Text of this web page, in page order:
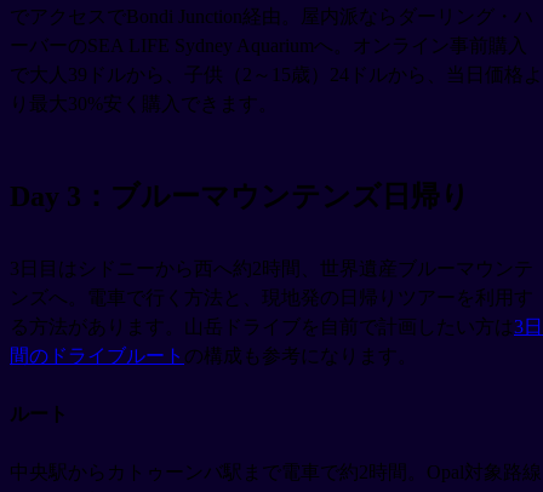
でアクセスでBondi Junction経由。屋内派ならダーリング・ハ
ーバーのSEA LIFE Sydney Aquariumへ。オンライン事前購入
で大人39ドルから、子供（2～15歳）24ドルから、当日価格よ
り最大30%安く購入できます。
Day 3：ブルーマウンテンズ日帰り
3日目はシドニーから西へ約2時間、世界遺産ブルーマウンテ
ンズへ。電車で行く方法と、現地発の日帰りツアーを利用す
る方法があります。山岳ドライブを自前で計画したい方は3日
間のドライブルート の構成も参考になります。
ルート
中央駅からカトゥーンバ駅まで電車で約2時間。Opal対象路線